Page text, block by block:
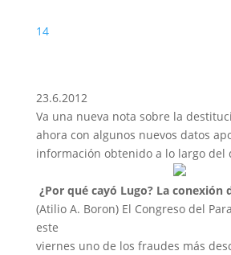
14
23.6.2012
Va una nueva nota sobre la
ahora con algunos nuevos datos
información obtenido a lo largo del
¿Por qué cayó Lugo? La conexión
(Atilio A. Boron) El Congreso del
este
viernes uno de los fraudes más